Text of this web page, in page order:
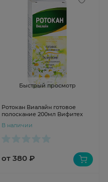
Быстрый просмотр
Ротокан Виалайн готовое
полоскание 200мл Вифитех
В наличии
от 380 ₽